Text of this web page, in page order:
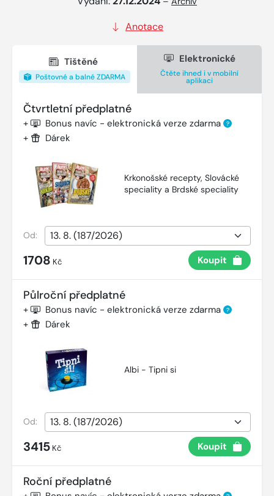
Anotace
Tištěné
Poštovné a balné ZDARMA
Elektronické
Čtěte ihned i v mobilní
aplikaci
Čtvrtletní předplatné
+ Bonus navíc - elektronická verze zdarma ?
+ Dárek
Krkonošské recepty, Slovácké
speciality a Brdské speciality
Od:
1708 Kč Koupit
Půlroční předplatné
+ Bonus navíc - elektronická verze zdarma ?
+ Dárek
Albi - Tipni si
Od:
3415 Kč Koupit
Roční předplatné